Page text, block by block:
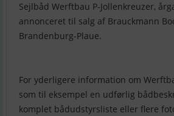
Sejlbåd Werftbau P-Jollenkreuzer,
annonceret til salg af Brauckmann
Brandenburg-Plaue.
For yderligere information om
som til eksempel en udførlig
komplet bådudstyrsliste eller flere